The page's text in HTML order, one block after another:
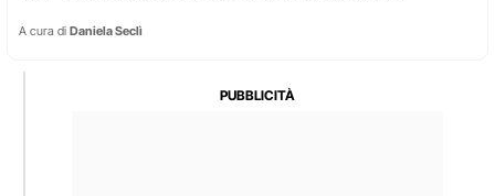
A cura di Daniela Seclì